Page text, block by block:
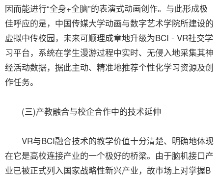
因而能进行“全身+全脑”的表演式动画创作。与此形成极
佳呼应的是，中国传媒大学动画与数字艺术学院所建设的
虚拟中传校园，未来可顺理成章地升级为BCI - VR社交学
习平台，系统在学生漫游过程中实时、无侵入地采集其神
经活动数据，据此主动、精准地推荐个性化学习资源及创
作任务。
(三)产教融合与校企合作中的技术延伸
VR与BCI融合技术的教学价值十分清楚、明确地体现
在它是高校连接产业的一个极好的桥梁。由于脑机接口产
业已被正式列入国家战略性新兴产业，故市场上对掌握B